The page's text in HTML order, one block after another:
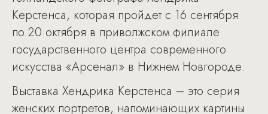
Керстенса, которая пройдет с 16 сентября
по 20 октября в приволжском филиале
государственного центра современного
искусства «Арсенал» в Нижнем Новгороде.
Выставка Хендрика Керстенса – это серия
женских портретов, напоминающих картины